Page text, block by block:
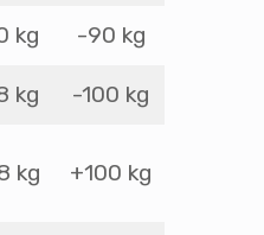
kg -90 kg
kg -100 kg
kg +100 kg